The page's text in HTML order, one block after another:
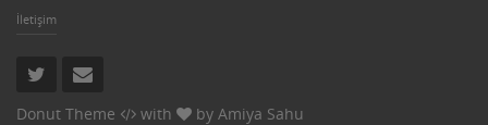
İletişim
Donut Theme with by Amiya Sahu